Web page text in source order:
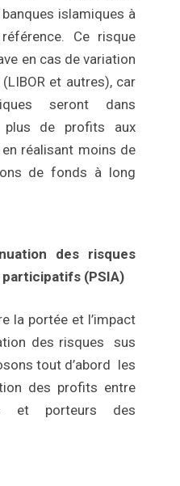
islamiques à
Ce risque
en cas de variation
et autres), car
seront dans
plus de profits aux
réalisant moins de
de fonds à long
des risques
(PSIA)
la portée et l’impact
des risques sus
tout d’abord les
des profits entre
et porteurs des